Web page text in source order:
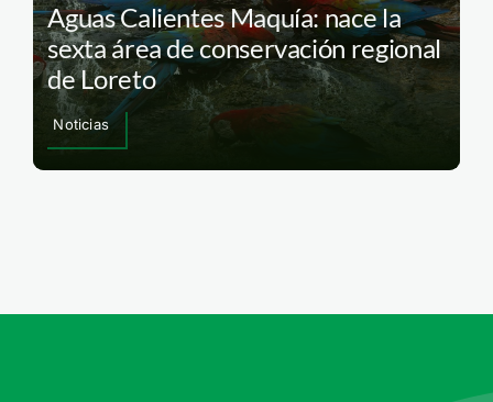
Aguas Calientes Maquía: nace la
sexta área de conservación regional
de Loreto
Noticias